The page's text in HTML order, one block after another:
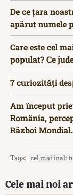
De ce țara
apărut numele
Care este cel
populat? Ce
7 curiozități
Am început
România,
Război
Tags: cel mai inalt
Cele mai noi